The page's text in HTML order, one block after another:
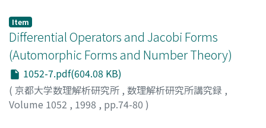
Item
Differential Operators and Jacobi Forms
(Automorphic Forms and Number Theory)
1052-7.pdf(604.08 KB)
( 京都大学数理解析研究所 , 数理解析研究所講究録 ,
Volume 1052 , 1998 , pp.74-80 )